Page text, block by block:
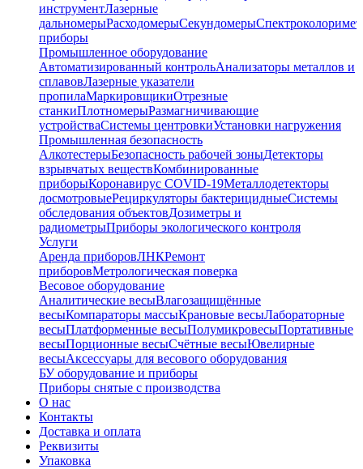
инструментЛазерные
дальномерыРасходомерыСекундомеры
приборы
Промышленное оборудование
Автоматизированный контрольАнализаторы металлов и
сплавовЛазерные указатели
пропилаМаркировщикиОтрезные
станкиПлотномерыРазмагничивающие
устройстваСистемы центровкиУстановки нагружения
Промышленная безопасность
АлкотестерыБезопасность рабочей зоныДетекторы
взрывчатых веществКомбинированные
приборыКоронавирус COVID-19Металлодетекторы
досмотровыеРециркуляторы бактерицидныеСистемы
обследования объектовДозиметры и
радиометрыПриборы экологического контроля
Услуги
Аренда приборовЛНКРемонт
приборовМетрологическая поверка
Весовое оборудование
Аналитические весыВлагозащищённые
весыКомпараторы массыКрановые весыЛабораторные
весыПлатформенные весыПолумикровесыПортативные
весыПорционные весыСчётные весыЮвелирные
весыАксессуары для весового оборудования
БУ оборудование и приборы
Приборы снятые с производства
О нас
Контакты
Доставка и оплата
Реквизиты
Упаковка